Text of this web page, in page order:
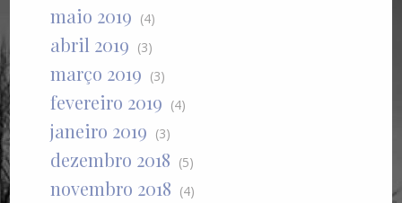
maio 2019 (4)
abril 2019 (3)
março 2019 (3)
fevereiro 2019 (4)
janeiro 2019 (3)
dezembro 2018 (5)
novembro 2018 (4)